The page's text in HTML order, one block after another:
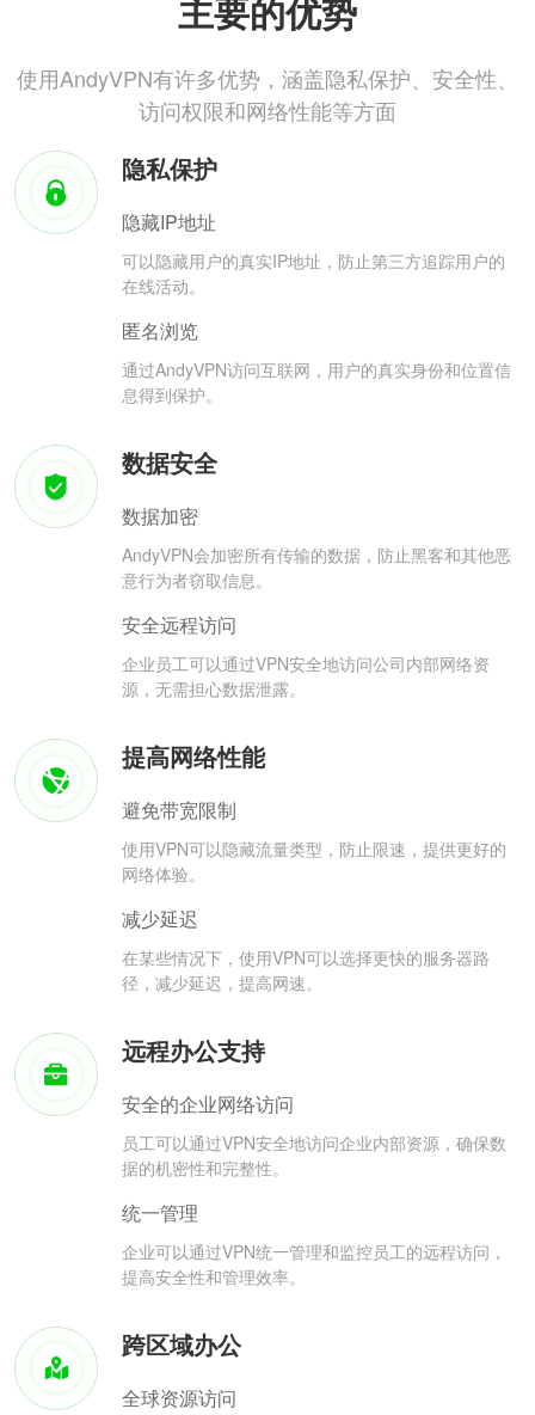
主要的优势
使用AndyVPN有许多优势，涵盖隐私保护、安全性、
访问权限和网络性能等方面
隐私保护
隐藏IP地址
可以隐藏用户的真实IP地址，防止第三方追踪用户的
在线活动。
匿名浏览
通过AndyVPN访问互联网，用户的真实身份和位置信
息得到保护。
数据安全
数据加密
AndyVPN会加密所有传输的数据，防止黑客和其他恶
意行为者窃取信息。
安全远程访问
企业员工可以通过VPN安全地访问公司内部网络资
源，无需担心数据泄露。
提高网络性能
避免带宽限制
使用VPN可以隐藏流量类型，防止限速，提供更好的
网络体验。
减少延迟
在某些情况下，使用VPN可以选择更快的服务器路
径，减少延迟，提高网速。
远程办公支持
安全的企业网络访问
员工可以通过VPN安全地访问企业内部资源，确保数
据的机密性和完整性。
统一管理
企业可以通过VPN统一管理和监控员工的远程访问，
提高安全性和管理效率。
跨区域办公
全球资源访问